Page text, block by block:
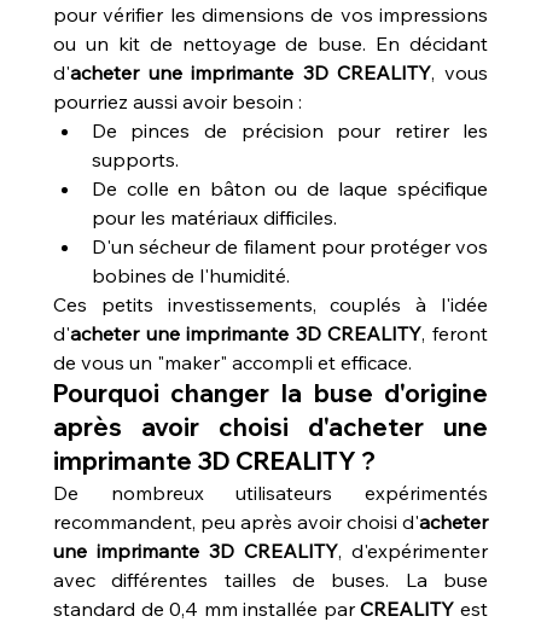
pour vérifier les dimensions de vos impressions
ou un kit de nettoyage de buse. En décidant
d'acheter une imprimante 3D CREALITY, vous
pourriez aussi avoir besoin :
De pinces de précision pour retirer les
supports.
De colle en bâton ou de laque spécifique
pour les matériaux difficiles.
D'un sécheur de filament pour protéger vos
bobines de l'humidité.
Ces petits investissements, couplés à l'idée
d'acheter une imprimante 3D CREALITY, feront
de vous un "maker" accompli et efficace.
Pourquoi changer la buse d'origine
après avoir choisi d'acheter une
imprimante 3D CREALITY ?
De nombreux utilisateurs expérimentés
recommandent, peu après avoir choisi d'acheter
une imprimante 3D CREALITY, d'expérimenter
avec différentes tailles de buses. La buse
standard de 0,4 mm installée par CREALITY est